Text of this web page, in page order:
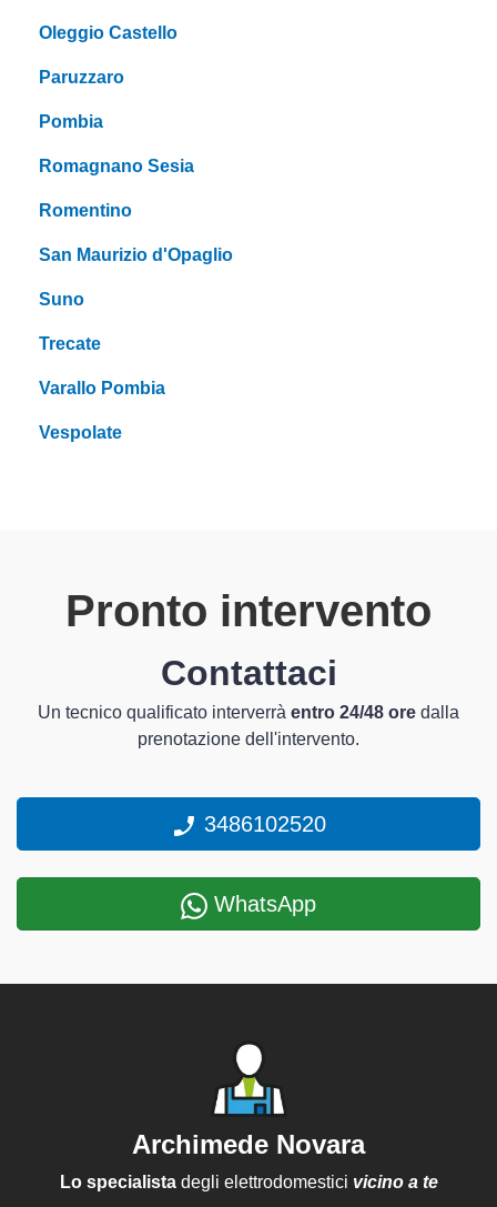
Oleggio Castello
Paruzzaro
Pombia
Romagnano Sesia
Romentino
San Maurizio d'Opaglio
Suno
Trecate
Varallo Pombia
Vespolate
Pronto intervento
Contattaci
Un tecnico qualificato interverrà entro 24/48 ore dalla
prenotazione dell'intervento.
3486102520
WhatsApp
Archimede Novara
Lo specialistadegli elettrodomestici vicino a te